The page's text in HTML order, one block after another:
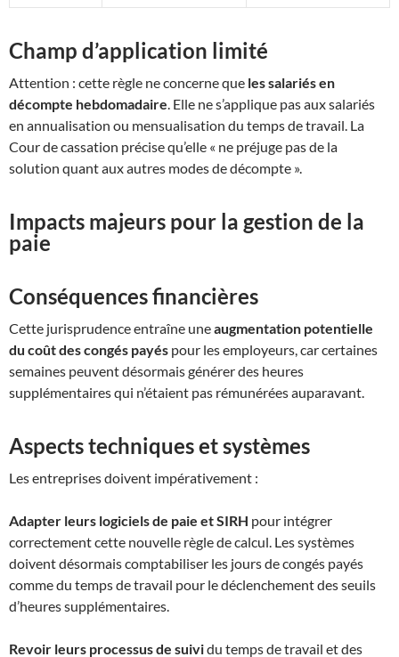
Champ d’application limité
Attention : cette règle ne concerne que les salariés en
décompte hebdomadaire . Elle ne s’applique pas aux salariés
en annualisation ou mensualisation du temps de travail. La
Cour de cassation précise qu’elle « ne préjuge pas de la
solution quant aux autres modes de décompte ».
Impacts majeurs pour la gestion de la
paie
Conséquences financières
Cette jurisprudence entraîne uneaugmentation potentielle
du coût des congés payés pour les employeurs, car certaines
semaines peuvent désormais générer des heures
supplémentaires qui n’étaient pas rémunérées auparavant.
Aspects techniques et systèmes
Les entreprises doivent impérativement :
Adapter leurs logiciels de paie et SIRH pour intégrer
correctement cette nouvelle règle de calcul. Les systèmes
doivent désormais comptabiliser les jours de congés payés
comme du temps de travail pour le déclenchement des seuils
d’heures supplémentaires.
Revoir leurs processus de suividu temps de travail et des